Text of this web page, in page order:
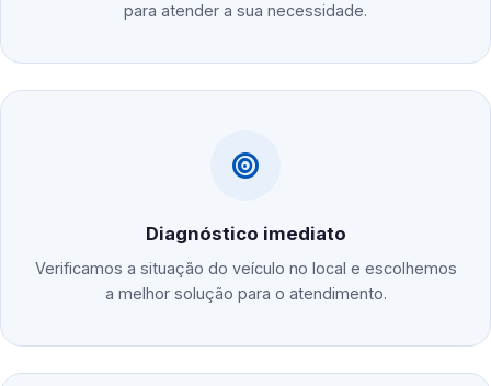
para atender a sua necessidade.
Diagnóstico imediato
Verificamos a situação do veículo no local e escolhemos
a melhor solução para o atendimento.